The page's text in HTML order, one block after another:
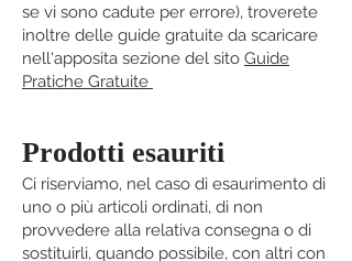
se vi sono cadute per errore), troverete
inoltre delle guide gratuite da scaricare
nell'apposita sezione del sito Guide
Pratiche Gratuite
Prodotti esauriti
Ci riserviamo, nel caso di esaurimento di
uno o più articoli ordinati, di non
provvedere alla relativa consegna o di
sostituirli, quando possibile, con altri con